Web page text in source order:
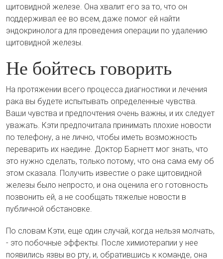
щитовидной железе. Она хвалит его за то, что он
поддерживал ее во всем, даже помог ей найти
эндокринолога для проведения операции по удалению
щитовидной железы.
Не бойтесь говорить
На протяжении всего процесса диагностики и лечения
рака вы будете испытывать определенные чувства.
Ваши чувства и предпочтения очень важны, и их следует
уважать. Кэти предпочитала принимать плохие новости
по телефону, а не лично, чтобы иметь возможность
переварить их наедине. Доктор Барнетт мог знать, что
это нужно сделать, только потому, что она сама ему об
этом сказала. Получить известие о раке щитовидной
железы было непросто, и она оценила его готовность
позвонить ей, а не сообщать тяжелые новости в
публичной обстановке.
По словам Кэти, еще один случай, когда нельзя молчать,
- это побочные эффекты. После химиотерапии у нее
появились язвы во рту, и, обратившись к команде, она